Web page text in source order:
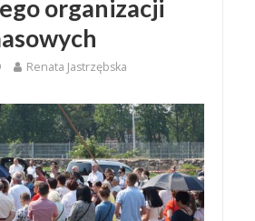
organizacji
Renata Jastrzębska